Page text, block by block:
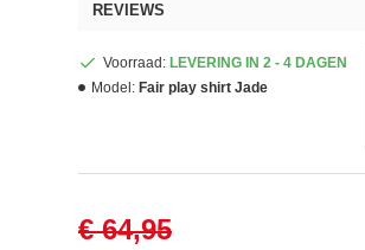
REVIEWS
Voorraad: LEVERING IN 2 - 4 DAGEN
Model: Fair play shirt Jade
€ 64,95